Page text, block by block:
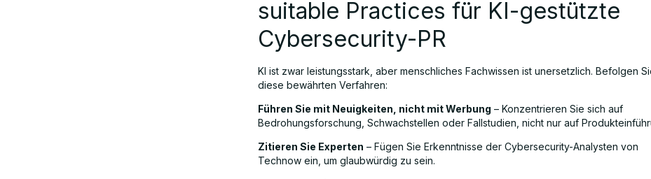
suitable Practices für KI-gestützte
Cybersecurity-PR
KI ist zwar leistungsstark, aber menschliches Fachwissen ist unersetzlich. Befolgen
diese bewährten Verfahren:
Führen Sie mit Neuigkeiten, nicht mit Werbung – Konzentrieren Sie sich auf
Bedrohungsforschung, Schwachstellen oder Fallstudien, nicht nur auf
Zitieren Sie Experten – Fügen Sie Erkenntnisse der Cybersecurity-Analysten von
Technow ein, um glaubwürdig zu sein.